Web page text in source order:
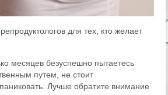
для тех, кто желает
месяцев безуспешно пытаетесь
путем, не стоит
Лучше обратите внимание